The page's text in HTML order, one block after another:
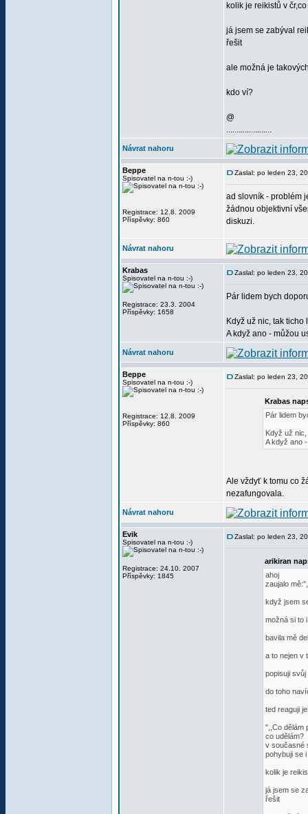
kolik je reikistů v
já jsem se zabýval
řešit
ale možná je
kdo ví?
@
......................
Návrat nahoru
Beppe
Spisovatel na n-tou :-)
Registrace: 12.8. 2009
Příspěvky: 860
Zaslal: po leden 23,
ad slovník - problém
žádnou objektivní
diskuzi.
Návrat nahoru
Krabas
Spisovatel na n-tou :-)
Registrace: 23.3. 2004
Příspěvky: 1658
Zaslal: po leden 23,
Pár lidem bych
Když už nic, tak ticho
A když ano - můžou
Návrat nahoru
Beppe
Spisovatel na n-tou :-)
Registrace: 12.8. 2009
Příspěvky: 860
Zaslal: po leden 23,
Krabas
Pár lidem
Když už
A když ano
Ale vždyť k tomu co
nezafungovala.
Návrat nahoru
Evik
Spisovatel na n-tou :-)
Registrace: 24.10. 2007
Příspěvky: 1845
Zaslal: po leden 23,
arikiran
ahoj
zaujalo
když jsem
možná si to
bavila mě
a to nejen v
popisuji svůj
do toho
ted reaguji
",,Co dělám
co udělám?
v současné
pohybuji se
kolik je
já jsem se
řešit